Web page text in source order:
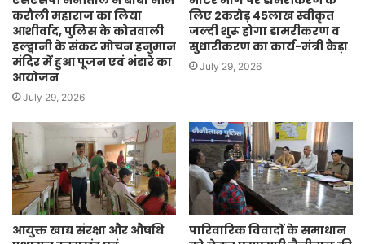
करौली महाराज का लिया
आशीर्वाद, पुलिस के कोतवाली
हल्द्वानी के संकट मोचन हनुमान
मंदिर में हुआ पूजन एवं भंडारे का
आयोजन
July 29, 2026
लिए 2करोड़ 45लाख स्वीकृत
जल्दी शुरू होगा डामरीकरण व
सुधारीकरण का कार्य-मंत्री कैड़ा
July 29, 2026
आयुक्त खाद्य संरक्षा और औषधि
पारिवारिक विवादों के समाधान